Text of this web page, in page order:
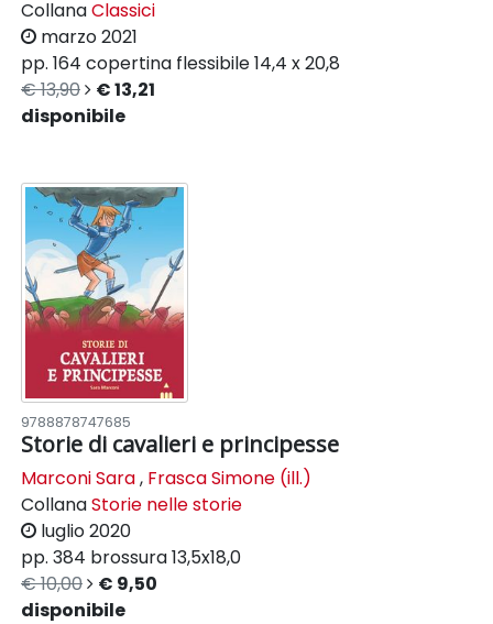
CollanaClassici
marzo 2021
pp. 164 copertina flessibile14,4 x 20,8
€ 13,90
€ 13,21
disponibile
9788878747685
Storie di cavalieri e principesse
Marconi Sara, Frasca Simone (ill.)
CollanaStorie nelle storie
luglio 2020
pp. 384 brossura13,5x18,0
€ 10,00
€ 9,50
disponibile